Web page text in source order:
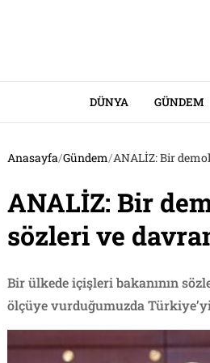
DÜNYA GÜNDEM
Anasayfa/Gündem/ANALİZ: Bir
ANALİZ: Bir
sözleri ve
Bir ülkede içişleri bakanının
ölçüye vurduğumuzda